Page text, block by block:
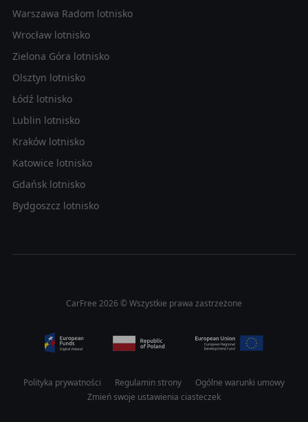
Warszawa Radom lotnisko
Wrocław lotnisko
Zielona Góra lotnisko
Olsztyn lotnisko
Łódź lotnisko
Lublin lotnisko
Kraków lotnisko
Katowice lotnisko
Gdańsk lotnisko
Bydgoszcz lotnisko
CarFree 2026 © Wszystkie prawa zastrzeżone
Polityka prywatności Regulamin strony
Ogólne warunki umowy
Zmień swoje ustawienia ciasteczek